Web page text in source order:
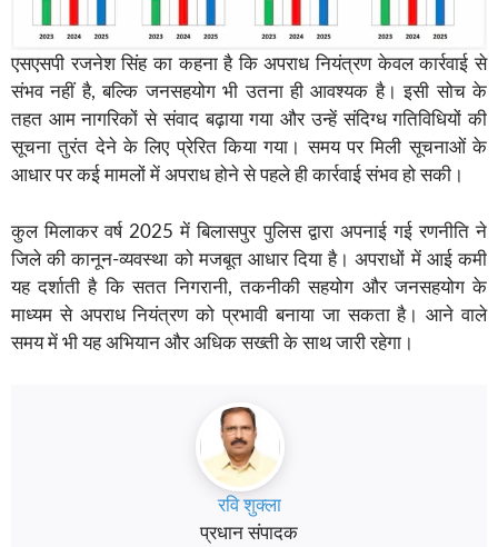
एसएसपी रजनेश सिंह का कहना है कि अपराध नियंत्रण केवल कार्रवाई से
संभव नहीं है, बल्कि जनसहयोग भी उतना ही आवश्यक है। इसी सोच के
तहत आम नागरिकों से संवाद बढ़ाया गया और उन्हें संदिग्ध गतिविधियों की
सूचना तुरंत देने के लिए प्रेरित किया गया। समय पर मिली सूचनाओं के
आधार पर कई मामलों में अपराध होने से पहले ही कार्रवाई संभव हो सकी।
कुल मिलाकर वर्ष 2025 में बिलासपुर पुलिस द्वारा अपनाई गई रणनीति ने
जिले की कानून-व्यवस्था को मजबूत आधार दिया है। अपराधों में आई कमी
यह दर्शाती है कि सतत निगरानी, तकनीकी सहयोग और जनसहयोग के
माध्यम से अपराध नियंत्रण को प्रभावी बनाया जा सकता है। आने वाले
समय में भी यह अभियान और अधिक सख्ती के साथ जारी रहेगा।
रवि शुक्ला
प्रधान संपादक